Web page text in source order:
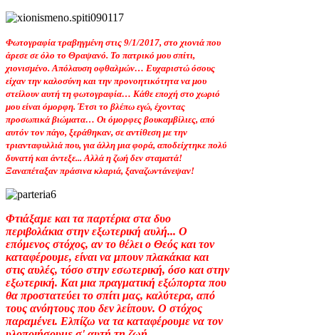
Φωτογραφία τραβηγμένη στις 9/1/2017, στο χιονιά που
άρεσε σε όλο το Θραψανό. Το πατρικό μου σπίτι,
χιονισμένο. Απόλαυση οφθαλμών… Ευχαριστώ όσους
είχαν την καλοσύνη και την προνοητικότητα να μου
στείλουν αυτή τη φωτογραφία… Κάθε εποχή στο χωριό
μου είναι όμορφη. Έτσι το βλέπω εγώ, έχοντας
προσωπικά βιώματα… Οι όμορφες βουκαμβίλιες, από
αυτόν τον πάγο, ξεράθηκαν, σε αντίθεση με την
τριανταφυλλιά που, για άλλη μια φορά, αποδείχτηκε πολύ
δυνατή και άντεξε... Αλλά η ζωή δεν σταματά!
Ξαναπέταξαν πράσινα κλαριά, ξαναζωντάνεψαν!
Φτιάξαμε και τα παρτέρια στα δυο
περιβολάκια στην εξωτερική αυλή... Ο
επόμενος στόχος, αν το θέλει ο Θεός και τον
καταφέρουμε, είναι να μπουν πλακάκια και
στις αυλές, τόσο στην εσωτερική, όσο και στην
εξωτερική. Και μια πραγματική εξώπορτα που
θα προστατεύει το σπίτι μας, καλύτερα, από
τους ανόητους που δεν λείπουν. Ο στόχος
παραμένει. Ελπίζω να τα καταφέρουμε να τον